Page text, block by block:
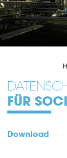
FÜR
Download